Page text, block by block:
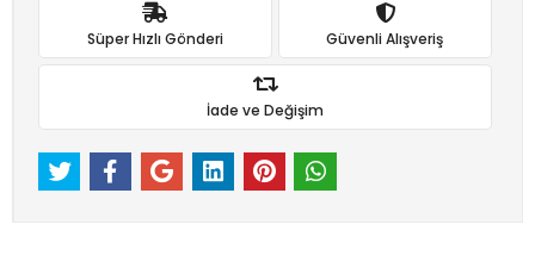
Süper Hızlı Gönderi Güvenli Alışveriş
İade ve Değişim